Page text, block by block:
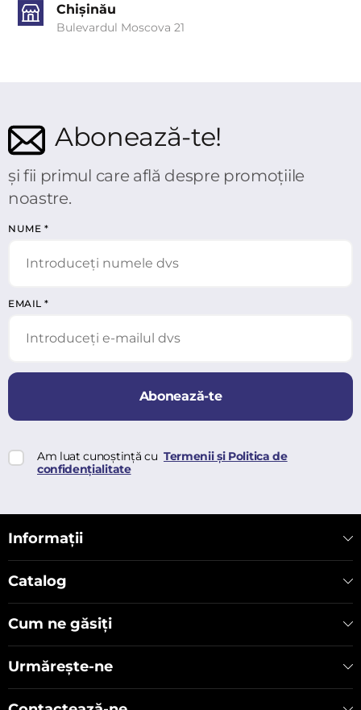
Chișinău
Bulevardul Moscova 21
Abonează-te!
și fii primul care află despre promoțiile
noastre.
NUME *
EMAIL *
Abonează-te
Am luat cunoștință cu Termenii și Politica de
confidențialitate
Informații
Catalog
Cum ne găsiți
Urmărește-ne